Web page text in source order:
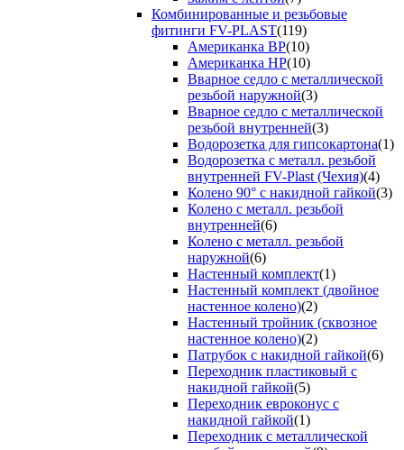
Комбинированные и резьбовые
фитинги FV-PLAST(119)
Американка ВР(10)
Американка НР(10)
Вварное седло с металлической
резьбой наружной(3)
Вварное седло с металлической
резьбой внутренней(3)
Водорозетка для гипсокартона(1)
Водорозетка с металл. резьбой
внутренней FV-Plast (Чехия)(4)
Колено 90° с накидной гайкой(3)
Колено с металл. резьбой
внутренней(6)
Колено с металл. резьбой
наружной(6)
Настенный комплект(1)
Настенный комплект (двойное
настенное колено)(2)
Настенный тройник (сквозное
настенное колено)(2)
Патрубок с накидной гайкой(6)
Переходник пластиковый с
накидной гайкой(5)
Переходник евроконус с
накидной гайкой(1)
Переходник с металлической